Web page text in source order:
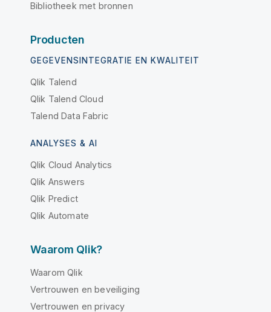
Bibliotheek met bronnen
Producten
GEGEVENSINTEGRATIE EN KWALITEIT
Qlik Talend
Qlik Talend Cloud
Talend Data Fabric
ANALYSES & AI
Qlik Cloud Analytics
Qlik Answers
Qlik Predict
Qlik Automate
Waarom Qlik?
Waarom Qlik
Vertrouwen en beveiliging
Vertrouwen en privacy